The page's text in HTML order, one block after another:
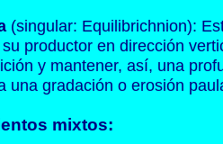
(singular: Equilibrichnion):
productor en dirección
y mantener, así, una
una gradación o erosión
mixtos: